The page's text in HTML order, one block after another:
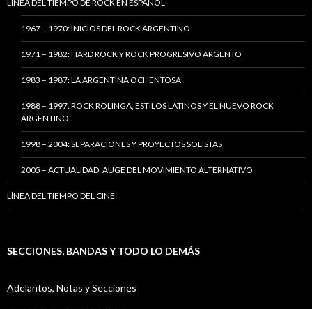
LÍNEA DEL TIEMPO DE ROCK EN ESPAÑOL
1967 – 1970: INICIOS DEL ROCK ARGENTINO
1971 – 1982: HARD ROCK Y ROCK PROGRESIVO ARGENTO
1983 – 1987: LA ARGENTINA OCHENTOSA
1988 – 1997: ROCK ROLINGA, ESTILOS LATINOS Y EL NUEVO ROCK
ARGENTINO
1998 – 2004: SEPARACIONES Y PROYECTOS SOLISTAS
2005 – ACTUALIDAD: AUGE DEL MOVIMIENTO ALTERNATIVO
LÍNEA DEL TIEMPO DEL CINE
SECCIONES, BANDAS Y TODO LO DEMÁS
Adelantos, Notas y Secciones